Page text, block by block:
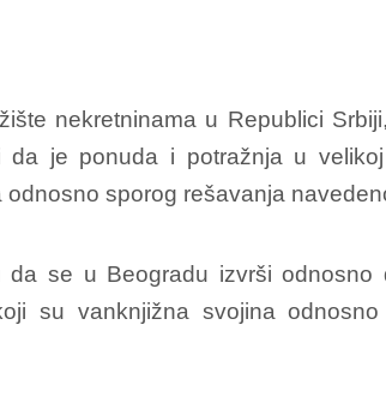
nekretninama u Republici
je ponuda i potražnja u
sporog rešavanja
da se u Beogradu izvrši
su vanknjižna svojina